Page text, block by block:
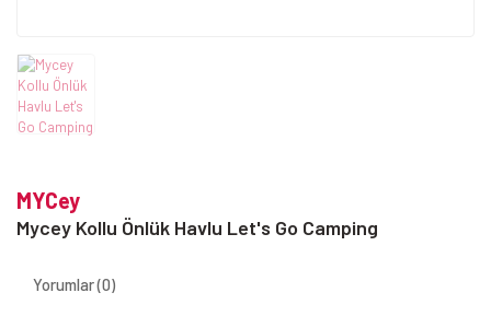
MYCey
Mycey Kollu Önlük Havlu Let's Go Camping
Yorumlar (0)